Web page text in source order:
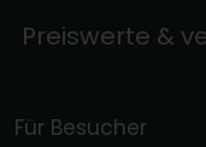
Preiswerte &
Für Besucher